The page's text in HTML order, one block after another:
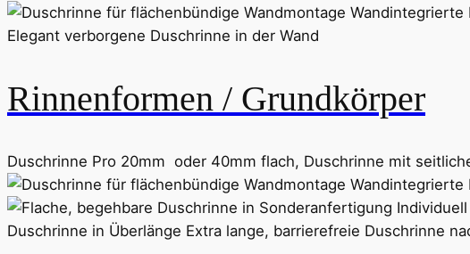
Rinnenformen / Grundkörper
Duschrinne Pro 20mm oder 40mm flach, Duschrinne mit